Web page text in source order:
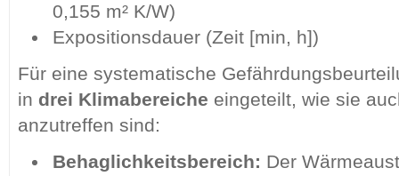
0,155 m² K/W)
Expositionsdauer (Zeit [min, h])
Für eine systematische
in drei Klimabereiche eingeteilt, wie sie
anzutreffen sind:
Behaglichkeitsbereich: Der